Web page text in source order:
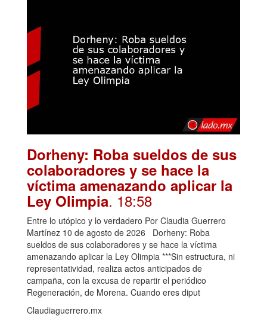
Dorheny: Roba sueldos de sus
colaboradores y se hace la
víctima amenazando aplicar la
Ley Olimpia. 18:58
Entre lo utópico y lo verdadero Por Claudia Guerrero
Martínez 10 de agosto de 2026 Dorheny: Roba
sueldos de sus colaboradores y se hace la víctima
amenazando aplicar la Ley Olimpia ***Sin estructura, ni
representatividad, realiza actos anticipados de
campaña, con la excusa de repartir el periódico
Regeneración, de Morena. Cuando eres diput
Claudiaguerrero.mx